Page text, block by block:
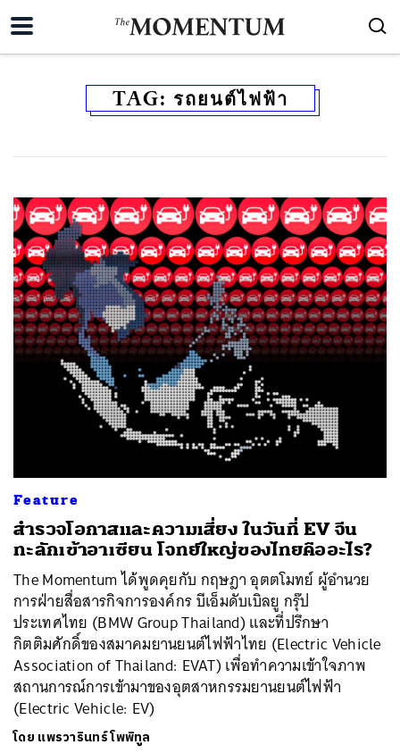
TAG: รถยนต์ไฟฟ้า
Feature
สำรวจโอกาสและความเสี่ยง ในวันที่ EV จีน
ทะลักเข้าอาเซียน โจทย์ใหญ่ของไทยคืออะไร?
The Momentum ได้พูดคุยกับ กฤษฎา อุตตโมทย์ ผู้อำนวย
การฝ่ายสื่อสารกิจการองค์กร บีเอ็มดับเบิลยู กรุ๊ป
ประเทศไทย (BMW Group Thailand) และที่ปรึกษา
กิตติมศักดิ์ของสมาคมยานยนต์ไฟฟ้าไทย (Electric Vehicle
Association of Thailand: EVAT) เพื่อทำความเข้าใจภาพ
สถานการณ์การเข้ามาของอุตสาหกรรมยานยนต์ไฟฟ้า
(Electric Vehicle: EV)
โดย แพรวารินทร์ โพพิทูล